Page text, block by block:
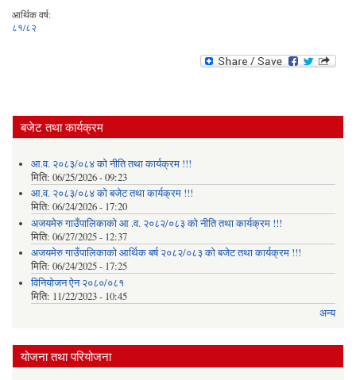
आर्थिक वर्ष:
८१/८२
बजेट तथा कार्यक्रम
आ.व. २०८३/०८४ को नीति तथा कार्यक्रम !!!
मिति: 06/25/2026 - 09:23
आ.व. २०८३/०८४ को बजेट तथा कार्यक्रम !!!
मिति: 06/24/2026 - 17:20
अजयमेरु गाउँपालिकाको आ .व. २०८२/०८३ को नीति तथा कार्यक्रम !!!
मिति: 06/27/2025 - 12:37
अजयमेरु गाउँपालिकाको आर्थिक बर्ष २०८२/०८३ को बजेट तथा कार्यक्रम !!!
मिति: 06/24/2025 - 17:25
विनियोजन ऐन २०८०/०८१
मिति: 11/22/2023 - 10:45
अन्य
योजना तथा परियोजना